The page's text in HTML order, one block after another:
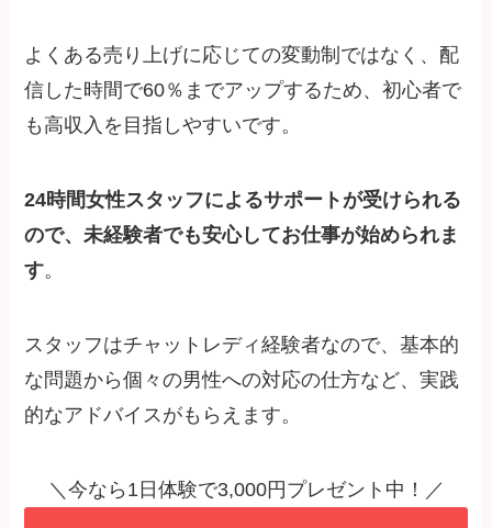
よくある売り上げに応じての変動制ではなく、配
信した時間で60％までアップするため、初心者で
も高収入を目指しやすいです。
24時間女性スタッフによるサポートが受けられる
ので、未経験者でも安心してお仕事が始められま
す。
スタッフはチャットレディ経験者なので、基本的
な問題から個々の男性への対応の仕方など、実践
的なアドバイスがもらえます。
＼今なら1日体験で3,000円プレゼント中！／